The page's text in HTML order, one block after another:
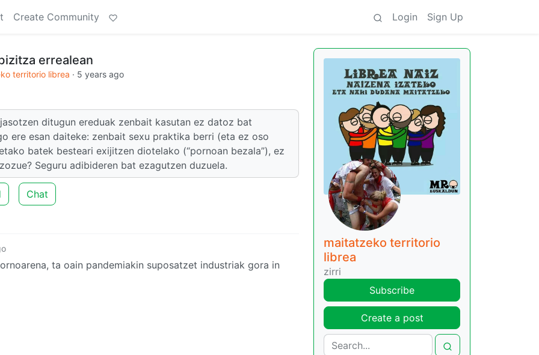
Create Community Login Sign Up
errealean
territorio librea · 5 years ago
ditugun ereduak zenbait kasutan ez datoz bat
ere esan daiteke: zenbait sexu praktika berri (eta ez oso
batek besteari exijitzen diotelako (“pornoan bezala”), ez
Seguru adibideren bat ezagutzen duzuela.
Chat
ta oain pandemiakin suposatzet industriak gora in
maitatzeko territorio
librea
zirri
Subscribe
Create a post